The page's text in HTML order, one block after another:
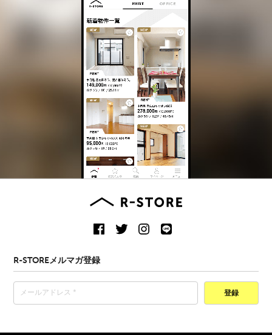
R-STOREメルマガ登録
登録